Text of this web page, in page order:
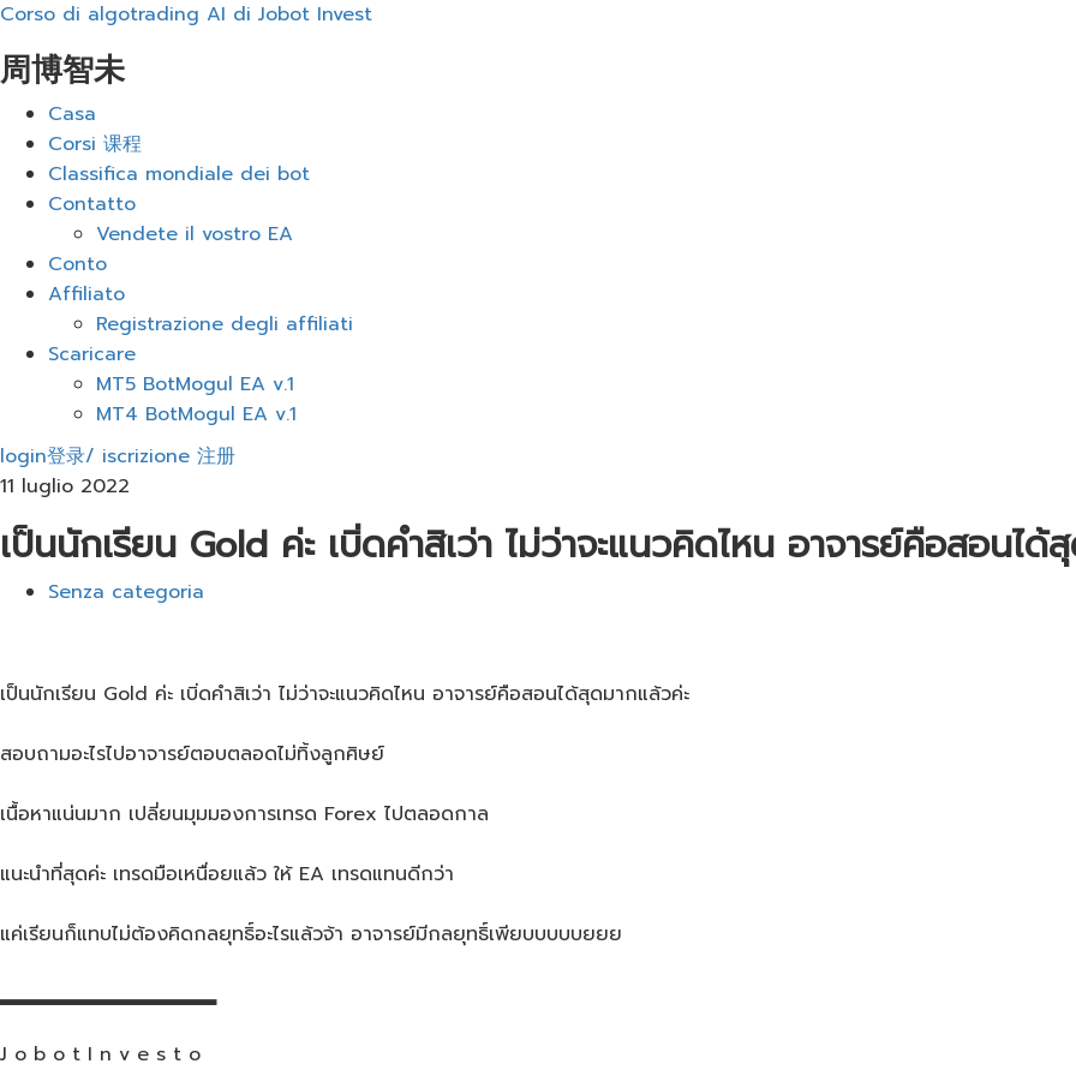
Corso di algotrading AI di Jobot Invest
周博智未
MenuCasa
Corsi 课程
Classifica mondiale dei bot
Contatto
Vendete il vostro EA
Conto
Affiliato
Registrazione degli affiliati
Scaricare
MT5 BotMogul EA v.1
MT4 BotMogul EA v.1
login登录/ iscrizione 注册
11 luglio 2022
เป็นนักเรียน Gold ค่ะ เบิ่ดคำสิเว่า ไม่ว่าจะแนวคิดไหน อาจารย์คือสอนได้
Senza categoria
เป็นนักเรียน Gold ค่ะ เบิ่ดคำสิเว่า ไม่ว่าจะแนวคิดไหน อาจารย์คือสอนได้สุดมากแล้วค่ะ
สอบถามอะไรไปอาจารย์ตอบตลอดไม่ทิ้งลูกศิษย์
เนื้อหาแน่นมาก เปลี่ยนมุมมองการเทรด Forex ไปตลอดกาล
แนะนำที่สุดค่ะ เทรดมือเหนื่อยแล้ว ให้ EA เทรดแทนดีกว่า
แค่เรียนก็แทบไม่ต้องคิดกลยุทธิ์อะไรแล้วจ้า อาจารย์มีกลยุทธิ์เพียบบบบบยยย
▂▂▂▂▂▂▂▂▂▂▂▂▂▂▂
J o b o t I n v e s t o